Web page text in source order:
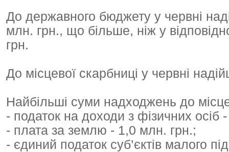
До державного бюджету у червні
млн. грн., що більше, ніж у
грн.
До місцевої скарбниці у червні
Найбільші суми надходжень до
- податок на доходи з фізичних осіб
- плата за землю - 1,0 млн. грн.;
- єдиний податок суб’єктів малого